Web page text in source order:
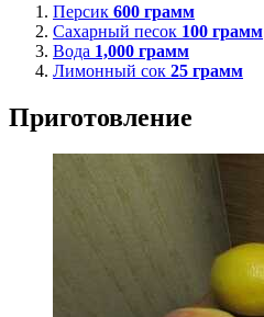
Персик 600 грамм
Сахарный песок 100 грамм
Вода 1,000 грамм
Лимонный сок 25 грамм
Приготовление